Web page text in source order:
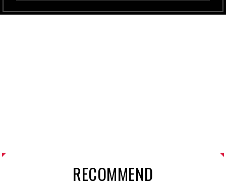
RECOMMEND